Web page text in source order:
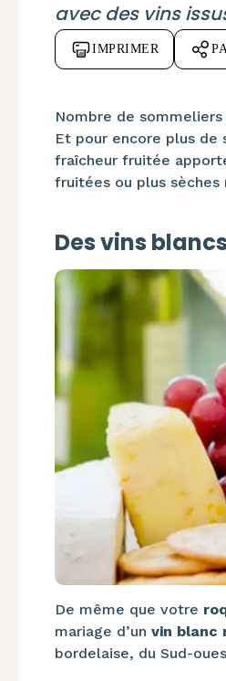
avec des vins
IMPRIMER
Nombre de
Et pour encore plus de
fraîcheur fruitée
fruitées ou plus
Des vins
De même que votre
mariage d’un vin blanc
bordelaise, du Sud-